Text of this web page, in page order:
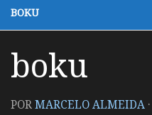
BOKU
boku
PORMARCELO ALMEIDA ·